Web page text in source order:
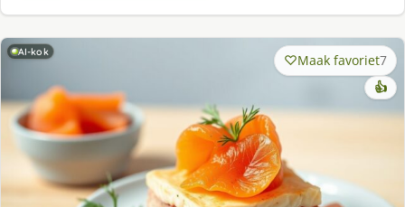
AI-kok Maak favoriet7
👍